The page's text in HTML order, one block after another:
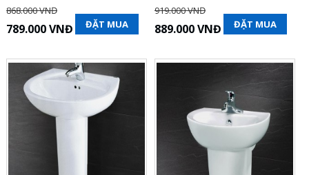
868.000 VNĐ
789.000 VNĐ ĐẶT MUA
919.000 VNĐ
889.000 VNĐ ĐẶT MUA